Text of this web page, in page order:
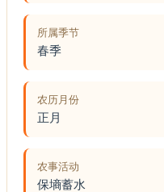
所属季节
春季
农历月份
正月
农事活动
保墒蓄水